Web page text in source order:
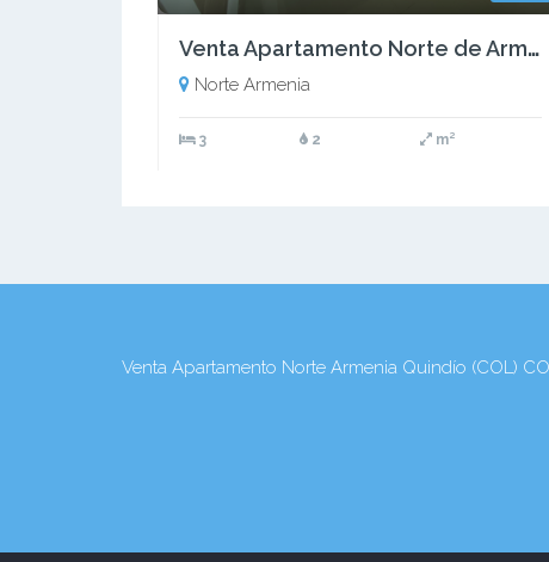
Venta Apartamento Norte de Armenia, Quindio - Colombia COD: 9321121
Norte Armenia
3 2 m²
Venta Apartamento Norte Armenia Quindío (COL)